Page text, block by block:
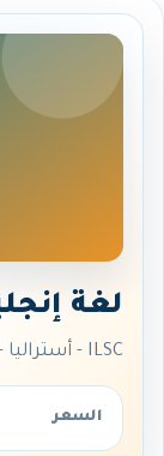
لغة
ILSC - أستراليا - بيرث
السعر